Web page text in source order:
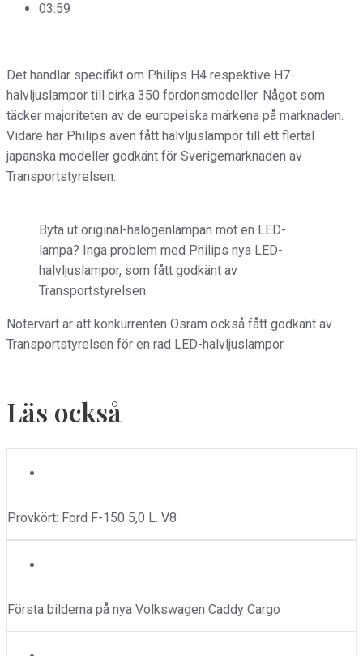
03:59
Det handlar specifikt om Philips H4 respektive H7-
halvljuslampor till cirka 350 fordonsmodeller. Något som
täcker majoriteten av de europeiska märkena på marknaden.
Vidare har Philips även fått halvljuslampor till ett flertal
japanska modeller godkänt för Sverigemarknaden av
Transportstyrelsen.
Byta ut original-halogenlampan mot en LED-
lampa? Inga problem med Philips nya LED-
halvljuslampor, som fått godkänt av
Transportstyrelsen.
Notervärt är att konkurrenten Osram också fått godkänt av
Transportstyrelsen för en rad LED-halvljuslampor.
Läs också
Provkört: Ford F-150 5,0 L. V8
Första bilderna på nya Volkswagen Caddy Cargo